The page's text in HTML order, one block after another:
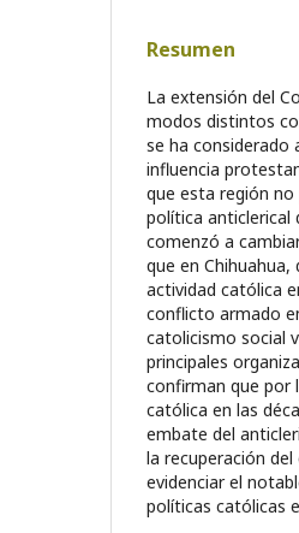
Resumen
La extensión del
modos distintos
se ha considerado
influencia
que esta región
política anticlerical
comenzó a
que en
actividad católica
conflicto armado
catolicismo social
principales
confirman que por
católica en las
embate del
la recuperación
evidenciar el
políticas católicas